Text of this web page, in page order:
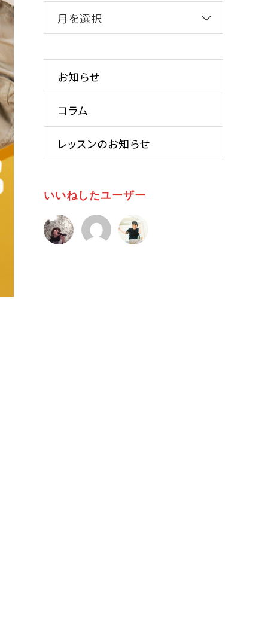
月を選択
お知らせ
コラム
レッスンのお知らせ
いいねしたユーザー